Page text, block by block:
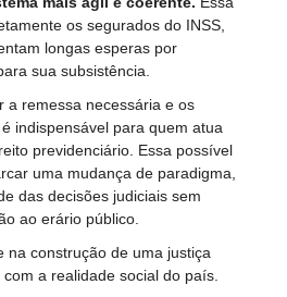
os segurados do INSS,
longas esperas por
sua subsistência.
a remessa necessária e os
indispensável para quem atua
previdenciário. Essa possível
uma mudança de paradigma,
das decisões judiciais sem
ao erário público.
na construção de uma justiça
a realidade social do país.